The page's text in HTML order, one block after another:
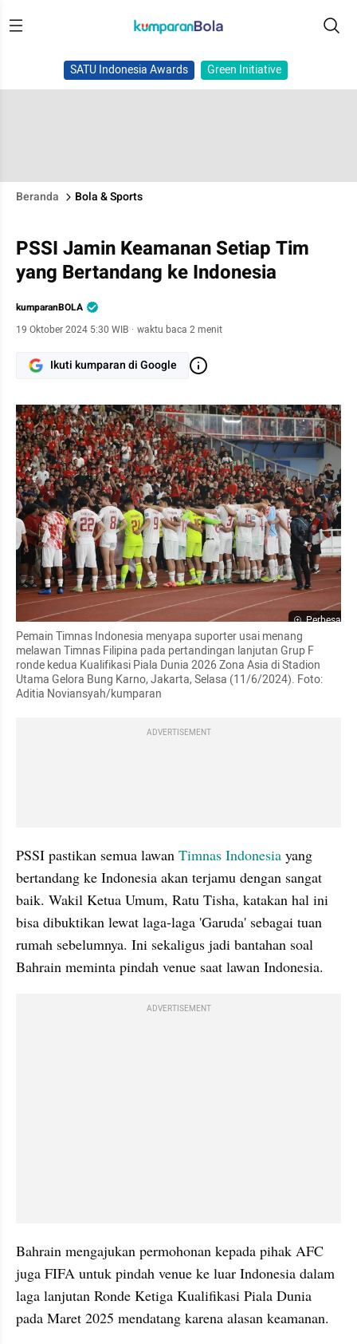
SATU Indonesia Awards Green Initiative
Beranda Bola & Sports
PSSI Jamin Keamanan Setiap Tim
yang Bertandang ke Indonesia
kumparanBOLA
19 Oktober 2024 5:30 WIB · waktu baca 2 menit
Ikuti kumparan di Google
Perbesar
Pemain Timnas Indonesia menyapa suporter usai menang
melawan Timnas Filipina pada pertandingan lanjutan Grup F
ronde kedua Kualifikasi Piala Dunia 2026 Zona Asia di Stadion
Utama Gelora Bung Karno, Jakarta, Selasa (11/6/2024). Foto:
Aditia Noviansyah/kumparan
ADVERTISEMENT
PSSI pastikan semua lawan Timnas Indonesia yang
bertandang ke Indonesia akan terjamu dengan sangat
baik. Wakil Ketua Umum, Ratu Tisha, katakan hal ini
bisa dibuktikan lewat laga-laga 'Garuda' sebagai tuan
rumah sebelumnya. Ini sekaligus jadi bantahan soal
Bahrain meminta pindah venue saat lawan Indonesia.
ADVERTISEMENT
Bahrain mengajukan permohonan kepada pihak AFC
juga FIFA untuk pindah venue ke luar Indonesia dalam
laga lanjutan Ronde Ketiga Kualifikasi Piala Dunia
pada Maret 2025 mendatang karena alasan keamanan.